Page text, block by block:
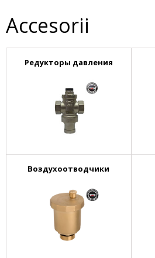
Accesorii
Редукторы давления
Воздухоотводчики